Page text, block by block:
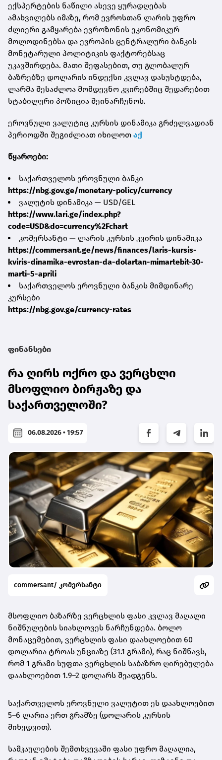
ექსპერტების ნაწილი ასევე ყურადღებას
ამახვილებს იმაზე, რომ ევროსთან ლარის უფრო
ძლიერი გამყარება ევროზონის ეკონომიკურ
მოლოდინებსა და ევროპის ცენტრალური ბანკის
მონეტარული პოლიტიკის ფაქტორებსაც
უკავშირდება. მათი შეფასებით, თუ გლობალურ
ბაზრებზე დოლარის ინდექსი კვლავ დასუსტდება,
ლარმა შესაძლოა მომდევნო კვირებშიც შედარებით
სტაბილური პოზიცია შეინარჩუნოს.
ეროვნული ვალუტიც კურსის დინამიკა გრძელვადიან
პერიოდში შეგიძლიათ იხილოთ აქ
წყაროები:
საქართველოს ეროვნული ბანკი
https://nbg.gov.ge/monetary-policy/currency
ვალუტის დინამიკა — USD/GEL
https://www.lari.ge/index.php?
code=USD&do=currency%2Fchart
კომერსანტი — ლარის კურსის კვირის დინამიკა
https://commersant.ge/news/finances/laris-kursis-
kviris-dinamika-evrostan-da-dolartan-mimartebit-30-
marti-5-aprili
საქართველოს ეროვნული ბანკის მიმდინარე
კურსები
https://nbg.gov.ge/currency-rates
ფინანსები
რა ღირს ოქრო და ვერცხლი
მსოფლიო ბირჟაზე და
საქართველოში?
06.08.2026 • 19:57
commersant/ კომერსანტი
მსოფლიო ბაზარზე ვერცხლის ფასი კვლავ მაღალი
ნიშნულების სიახლოვეს ნარჩუნდება. ბოლო
მონაცემებით, ვერცხლის ფასი დაახლოებით 60
დოლარია ტროას უნციაზე (31.1 გრამი), რაც ნიშნავს,
რომ 1 გრამი სუფთა ვერცხლის საბაზრო ღირებულება
დაახლოებით 1.9–2 დოლარს შეადგენს.
საქართველოს ეროვნული ვალუტით ეს დაახლოებით
5–6 ლარია ერთ გრამზე (დოლარის კურსის
მიხედვით).
სამკაულების შემთხვევაში ფასი უფრო მაღალია,